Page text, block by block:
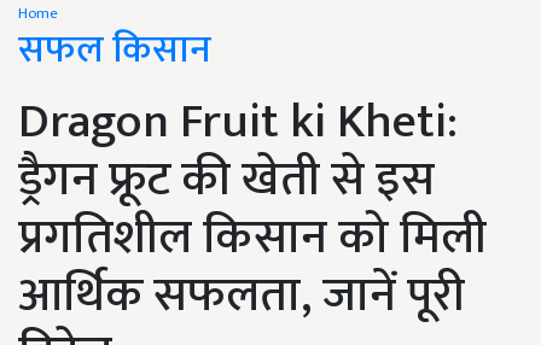
Home
सफल किसान
Dragon Fruit ki Kheti:
ड्रैगन फ्रूट की खेती से इस
प्रगतिशील किसान को मिली
आर्थिक सफलता, जानें पूरी